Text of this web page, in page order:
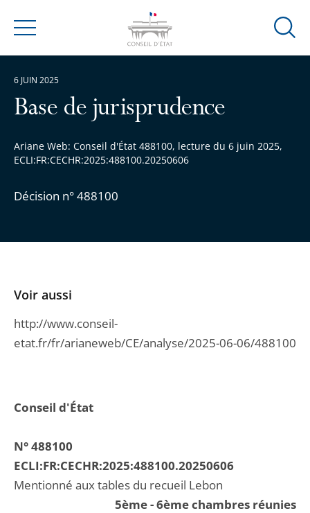
Menu
Ouvrir
Base de jurisprudence
Ariane Web: Conseil d'État 488100, lecture du 6 juin 2025,
ECLI:FR:CECHR:2025:488100.20250606
Décision n° 488100
6 JUIN 2025
Conseil d'État
N° 488100
ECLI:FR:CECHR:2025:488100.20250606
Mentionné aux tables du recueil Lebon
5ème - 6ème chambres réunies
Voir aussi
http://www.conseil-
etat.fr/fr/arianeweb/CE/analyse/2025-06-06/488100